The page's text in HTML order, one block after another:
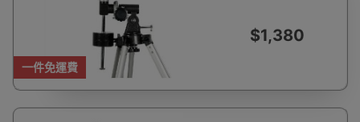
一件免運費
$1,380